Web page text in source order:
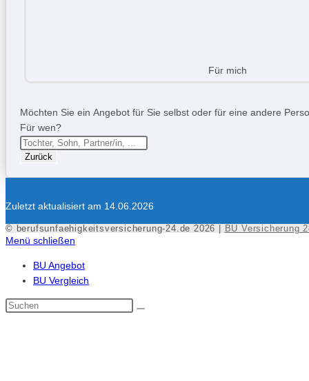
Für mich
Möchten Sie ein Angebot für Sie selbst oder für eine andere
Für wen?
Zurück
Zuletzt aktualisiert am 14.06.2026
© berufsunfaehigkeitsversicherung-24.de 2026 | BU Versicherung
Menü schließen
BU Angebot
BU Vergleich
Diese